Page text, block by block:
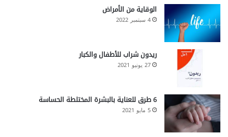
الوقاية من الأمراض
4 سبتمبر 2022
ريدون شراب للأطفال والكبار
27 يونيو 2021
6 طرق للعناية بالبشرة المختلطة الحساسة
5 مايو 2021